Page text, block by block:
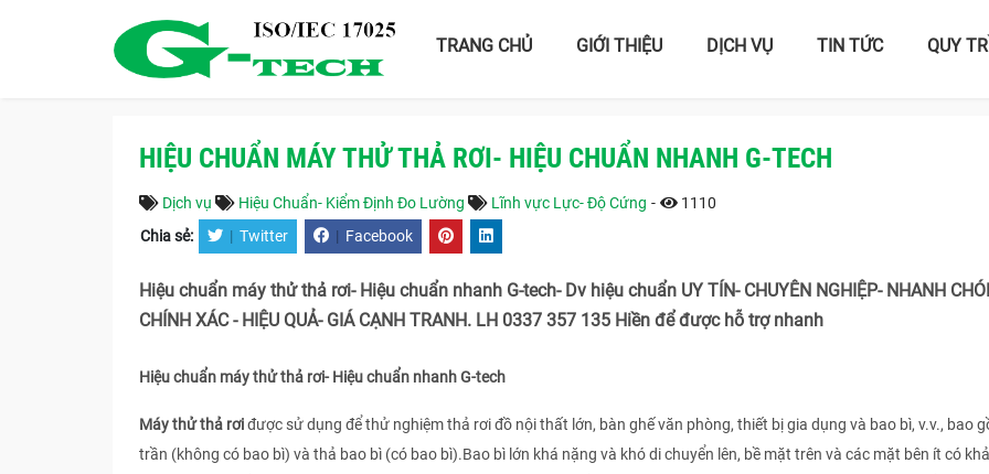
TRANG CHỦ GIỚI THIỆU DỊCH VỤ TIN TỨC QUY
HIỆU CHUẨN MÁY THỬ THẢ RƠI- HIỆU CHUẨN NHANH G-TECH
Dịch vụ Hiệu Chuẩn- Kiểm Định Đo Lường Lĩnh vực Lực- Độ Cứng - 1110
Chia sẻ: | Twitter | Facebook
Hiệu chuẩn máy thử thả rơi- Hiệu chuẩn nhanh G-tech- Dv hiệu chuẩn UY TÍN- CHUYÊN NGHIỆP- NHANH
CHÍNH XÁC - HIỆU QUẢ- GIÁ CẠNH TRANH. LH 0337 357 135 Hiền để được hỗ trợ nhanh
Hiệu chuẩn máy thử thả rơi- Hiệu chuẩn nhanh G-tech
Máy thử thả rơiđược sử dụng để thử nghiệm thả rơi đồ nội thất lớn, bàn ghế văn phòng, thiết bị gia dụng và bao bì, v.v., bao
trần (không có bao bì) và thả bao bì (có bao bì).Bao bì lớn khá nặng và khó di chuyển lên, bề mặt trên và các mặt bên ít có